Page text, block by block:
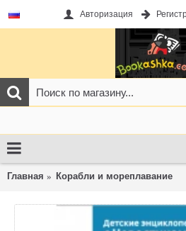
Авторизация
Главная Корабли и мореплавание